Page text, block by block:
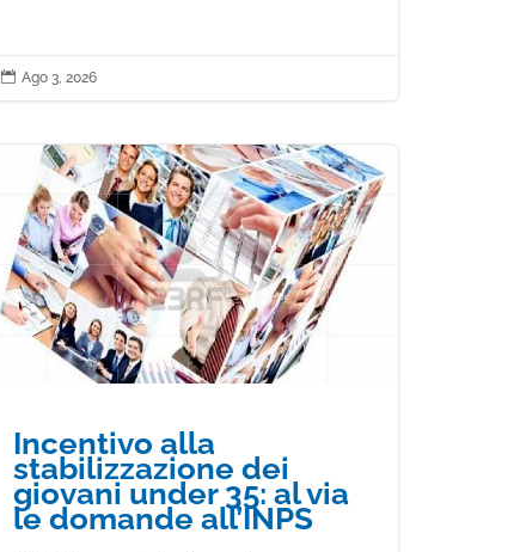
 Ago 3, 2026
Incentivo alla
stabilizzazione dei
giovani under 35: al via
le domande all’INPS